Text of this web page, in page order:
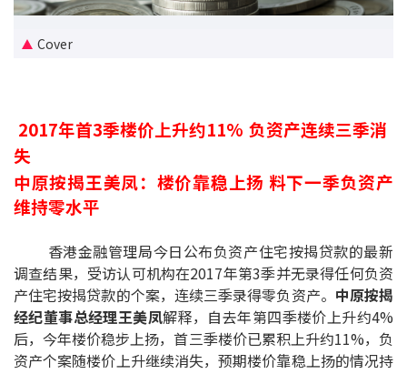
中原按揭标签优惠
按揭工具
按揭计算
转按计算
置业预算
供款年期计算
工商铺按揭计算
Cover
2017年首3季楼价上升约11% 负资产连续三季消
失
中原按揭王美凤：楼价靠稳上扬 料下一季负资产
维持零水平
香港金融管理局今日公布负资产住宅按揭贷款的最新
调查结果，受访认可机构在2017年第3季并无录得任何负资
产住宅按揭贷款的个案，连续三季录得零负资产。 中原按揭
经纪董事总经理王美凤解释，自去年第四季楼价上升约4%
后，今年楼价稳步上扬，首三季楼价已累积上升约11%，负
资产个案随楼价上升继续消失，预期楼价靠稳上扬的情况持